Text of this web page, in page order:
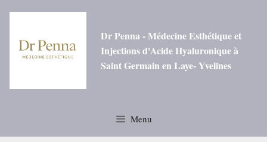
Dr Penna - Médecine Esthétique et
Injections d'Acide Hyaluronique à
Saint Germain en Laye- Yvelines
Menu